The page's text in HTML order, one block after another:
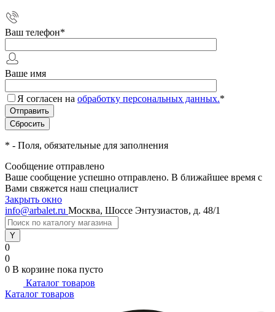
Ваш телефон*
Ваше имя
Я согласен на обработку персональных данных.*
* - Поля, обязательные для заполнения
Сообщение отправлено
Ваше сообщение успешно отправлено. В ближайшее время с
Вами свяжется наш специалист
Закрыть окно
info@arbalet.ru Москва, Шоссе Энтузиастов, д. 48/1
0
0
0 В корзине пока пусто
Каталог товаров
Каталог товаров